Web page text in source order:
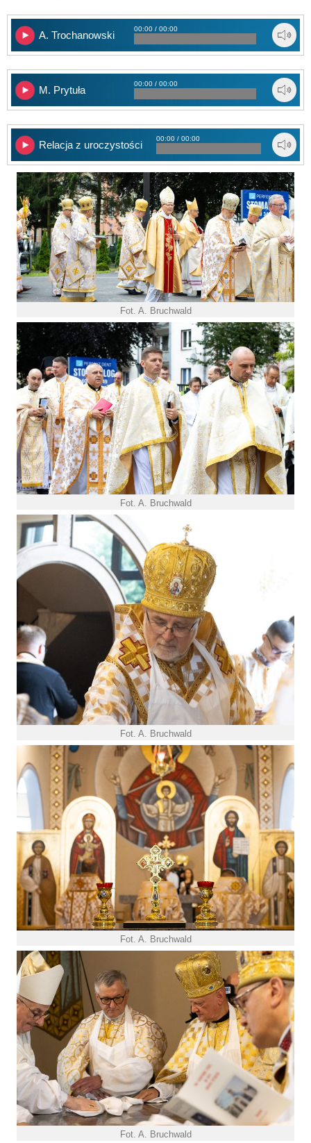
A. Trochanowski
00:00 / 00:00
M. Prytuła
00:00 / 00:00
Relacja z uroczystości
00:00 / 00:00
Fot. A. Bruchwald
Fot. A. Bruchwald
Fot. A. Bruchwald
Fot. A. Bruchwald
Fot. A. Bruchwald